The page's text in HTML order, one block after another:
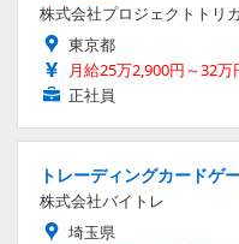
株式会社プロジェクトトリ
東京都
月給25万2,900円～32万
正社員
トレーディングカードゲ
株式会社バイトレ
埼玉県